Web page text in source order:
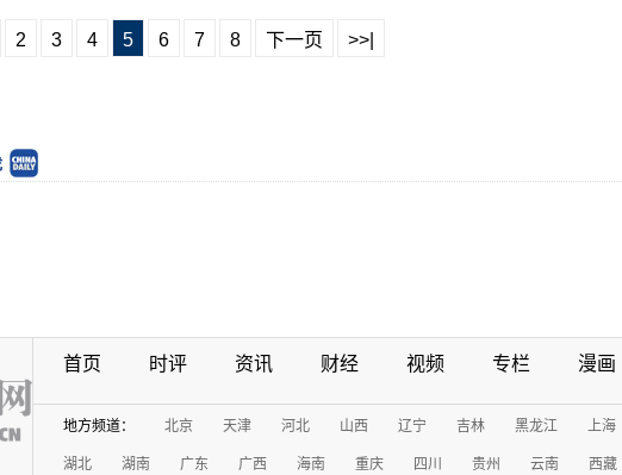
2 3 4 5 6 7 8 下一页 >>|
首页 时评 资讯 财经 视频 专栏 漫画
地方频道： 北京 天津 河北 山西 辽宁 吉林 黑龙江 上海
湖北 湖南 广东 广西 海南 重庆 四川 贵州 云南 西藏